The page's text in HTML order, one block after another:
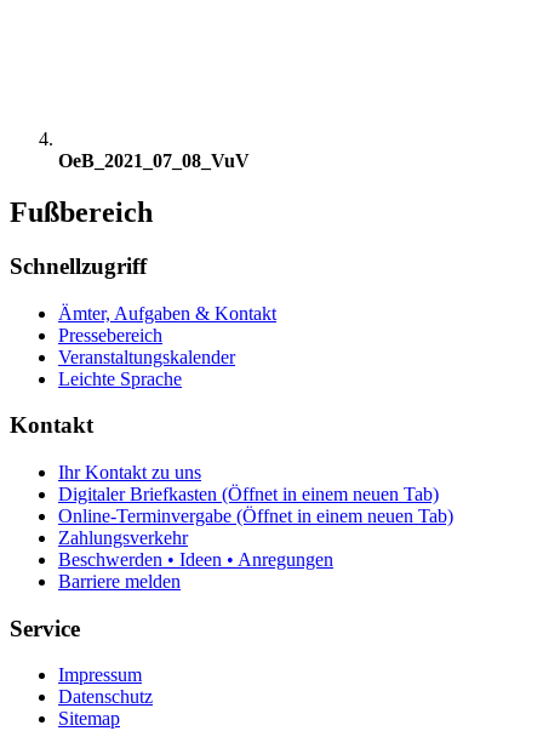
OeB_2021_07_08_VuV
Fußbereich
Schnellzugriff
Ämter, Aufgaben & Kontakt
Pressebereich
Veranstaltungskalender
Leichte Sprache
Kontakt
Ihr Kontakt zu uns
Digitaler Briefkasten (Öffnet in einem neuen Tab)
Online-Terminvergabe (Öffnet in einem neuen Tab)
Zahlungsverkehr
Beschwerden • Ideen • Anregungen
Barriere melden
Service
Impressum
Datenschutz
Sitemap